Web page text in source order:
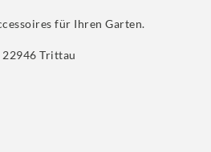
für Ihren Garten.
Trittau